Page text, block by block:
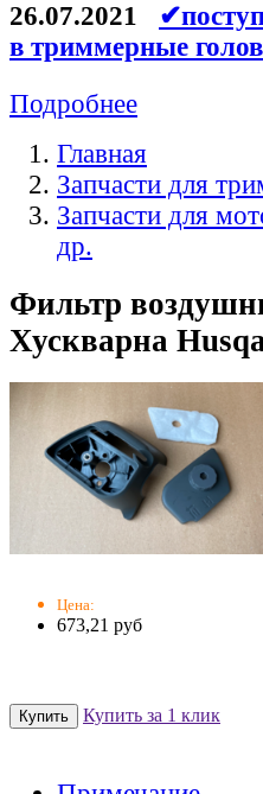
26.07.2021
в триммерные
Подробнее
Главная
Запчасти для
Запчасти для
др.
Фильтр
Хускварна
Цена:
673,21 руб
Купить за 1 клик